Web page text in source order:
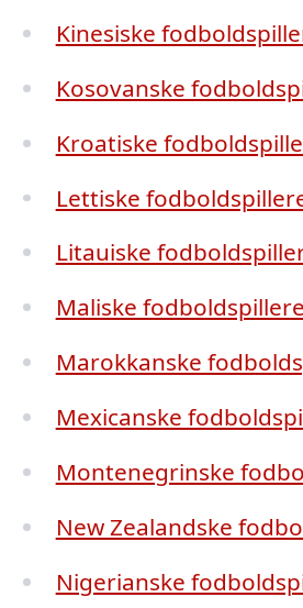
Kinesiske
Kosovanske
Kroatiske
Lettiske
Litauiske
Maliske fodboldspillere
Marokkanske
Mexicanske
Montenegrinske
New Zealandske
Nigerianske